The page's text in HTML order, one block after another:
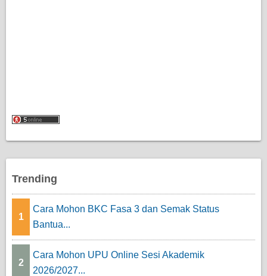
Trending
1
Cara Mohon BKC Fasa 3 dan Semak Status
Bantua...
2
Cara Mohon UPU Online Sesi Akademik
2026/2027...